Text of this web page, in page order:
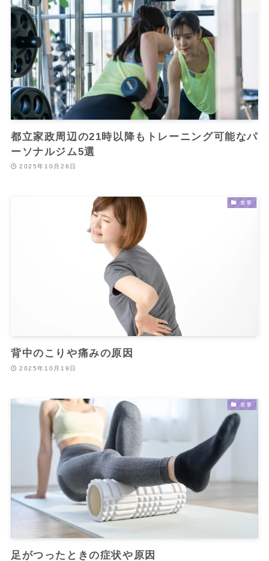
都立家政周辺の21時以降もトレーニング可能なパ
ーソナルジム5選
2025年10月26日
食事
背中のこりや痛みの原因
2025年10月19日
食事
足がつったときの症状や原因